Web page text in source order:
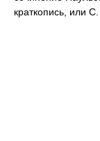
краткопись, или